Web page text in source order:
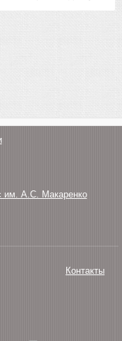
им. А.С. Макаренко
Контакты